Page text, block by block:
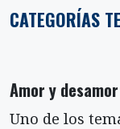
CATEGORÍAS
Amor y desamor
Uno de los